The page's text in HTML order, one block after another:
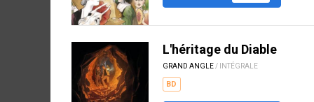
L'héritage du Diable
GRAND ANGLE / INTÉGRALE
BD